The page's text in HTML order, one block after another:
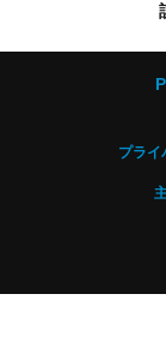
プライ